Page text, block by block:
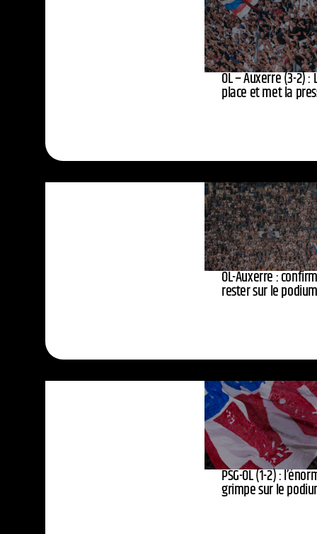
OL – Auxerre (3-2)
place et met la
OL-Auxerre :
rester sur le podium
PSG-OL (1-2) :
grimpe sur le